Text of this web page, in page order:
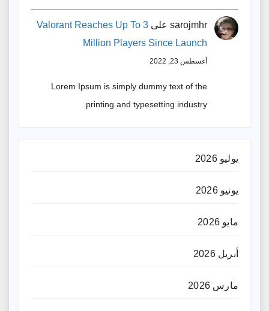
sarojmhr على Valorant Reaches Up To 3
Million Players Since Launch
أغسطس 23, 2022
Lorem Ipsum is simply dummy text of the
printing and typesetting industry.
يوليو 2026
يونيو 2026
مايو 2026
أبريل 2026
مارس 2026